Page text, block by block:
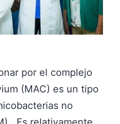
por el complejo
(MAC) es un tipo
no